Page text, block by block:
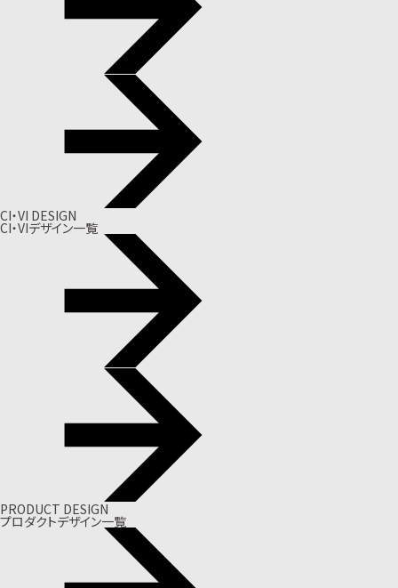
CI・VI DESIGN
CI・VIデザイン一覧
PRODUCT DESIGN
プロダクトデザイン一覧